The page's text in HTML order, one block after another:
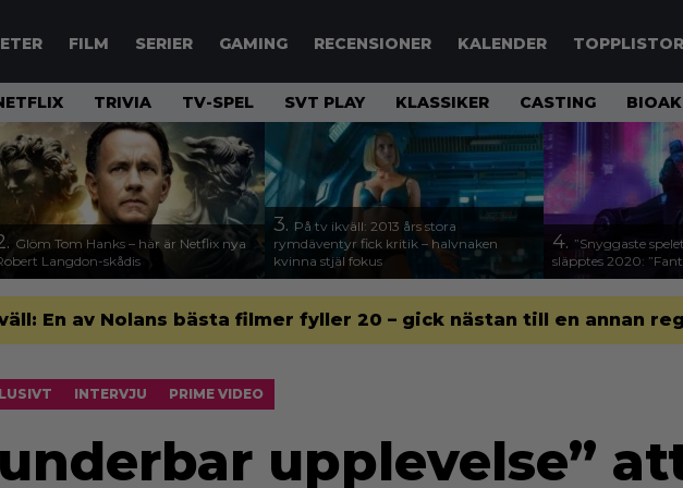
FILM SERIER GAMING RECENSIONER KALENDER TOPPLISTOR
TRIVIA TV-SPEL SVT PLAY KLASSIKER CASTING
Glöm Tom Hanks – här är Netflix nya
Langdon-skådis
3. På tv ikväll: 2013 års stora
rymdäventyr fick kritik – halvnaken
kvinna stjäl fokus
4. ”Snyggaste
släpptes 2020:
En av Nolans bästa filmer fyller 20 – gick nästan till en annan
INTERVJU PRIME VIDEO
upplevelse”